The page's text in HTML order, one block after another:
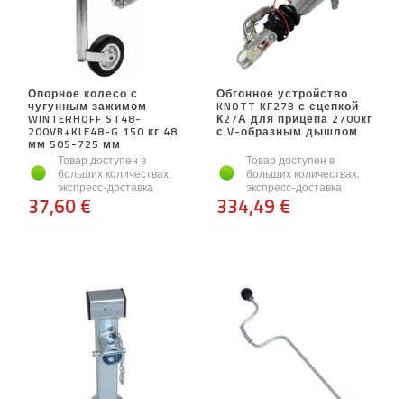
Опорное колесо с
чугунным зажимом
WINTERHOFF ST48-
200VB+KLE48-G 150 кг 48
мм 505-725 мм
Товар доступен в
больших количествах,
экспресс-доставка
37,60 €
Обгонное устройство
KNOTT KF27B с сцепкой
К27А для прицепа 2700кг
с V-образным дышлом
Товар доступен в
больших количествах,
экспресс-доставка
334,49 €